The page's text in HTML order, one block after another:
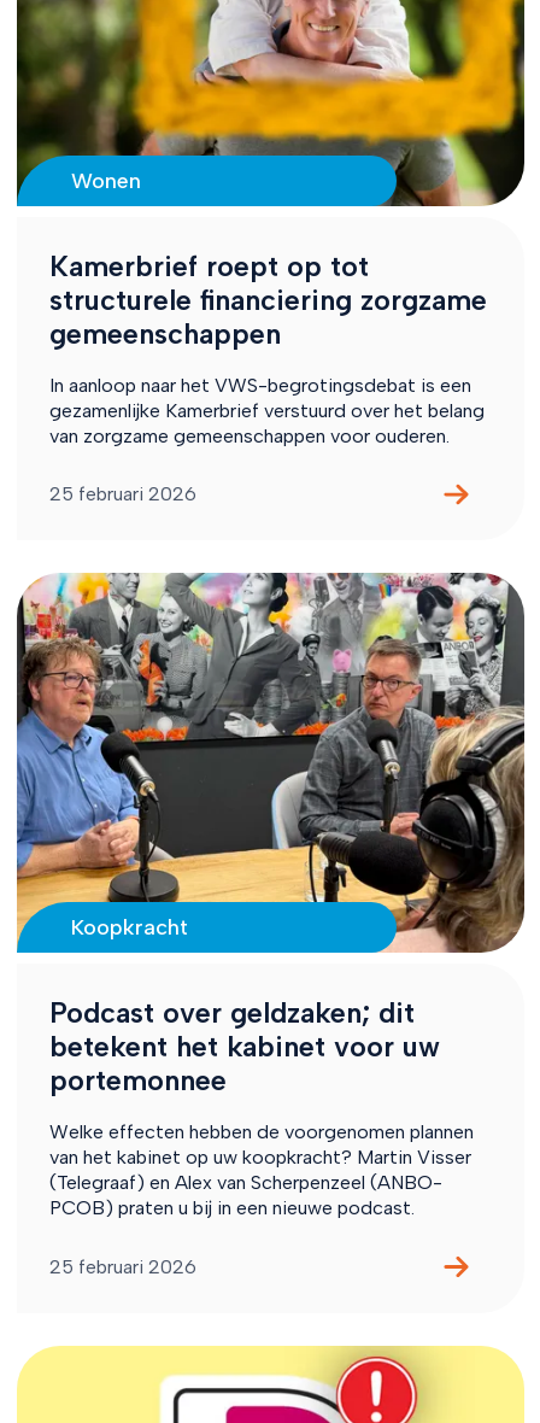
Wonen
Kamerbrief roept op tot
structurele financiering zorgzame
gemeenschappen
In aanloop naar het VWS-begrotingsdebat is een
gezamenlijke Kamerbrief verstuurd over het belang
van zorgzame gemeenschappen voor ouderen.
25 februari 2026
Koopkracht
Podcast over geldzaken; dit
betekent het kabinet voor uw
portemonnee
Welke effecten hebben de voorgenomen plannen
van het kabinet op uw koopkracht? Martin Visser
(Telegraaf) en Alex van Scherpenzeel (ANBO-
PCOB) praten u bij in een nieuwe podcast.
25 februari 2026